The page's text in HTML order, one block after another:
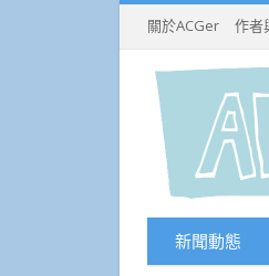
關於ACGer 作者
新聞動態